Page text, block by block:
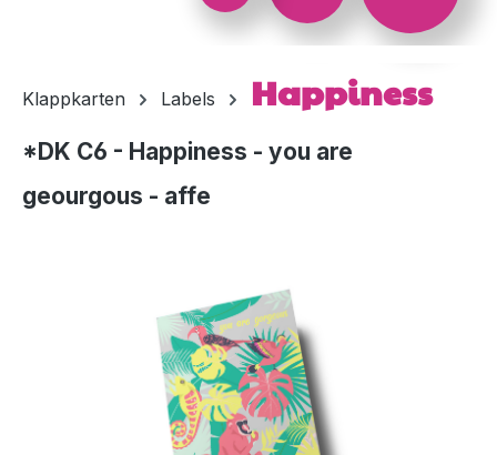
Klappkarten Labels Happiness
*DK C6 - Happiness - you are
geourgous - affe
Bildergalerie überspringen